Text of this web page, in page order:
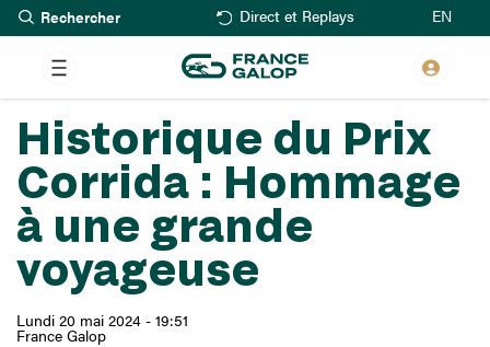
Aller
au
contenu
principal
Rechercher Direct et Replays EN
Historique du Prix
Corrida : Hommage
à une grande
voyageuse
Lundi 20 mai 2024 - 19:51
France Galop